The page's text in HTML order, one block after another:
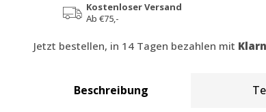
Kostenloser Versand
Ab €75,-
Jetzt bestellen, in 14 Tagen bezahlen mit
Beschreibung